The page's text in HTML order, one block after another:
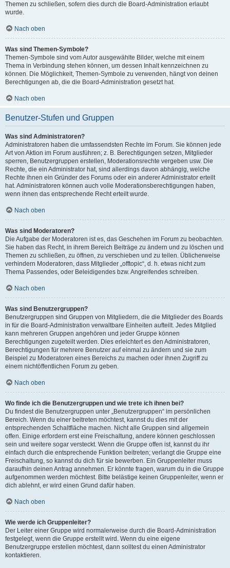
Themen zu schließen, sofern dies durch die Board-Administration erlaubt
wurde.
Nach oben
Was sind Themen-Symbole?
Themen-Symbole sind vom Autor ausgewählte Bilder, welche mit einem
Thema in Verbindung stehen können, um dessen Inhalt kennzeichnen zu
können. Die Möglichkeit, Themen-Symbole zu verwenden, hängt von deinen
Berechtigungen ab, die die Board-Administration gesetzt hat.
Nach oben
Benutzer-Stufen und Gruppen
Was sind Administratoren?
Administratoren haben die umfassendsten Rechte im Forum. Sie können jede
Art von Aktion im Forum ausführen; z. B. Berechtigungen setzen, Mitglieder
sperren, Benutzergruppen erstellen, Moderationsrechte vergeben usw. Die
Rechte, die ein Administrator hat, sind allerdings davon abhängig, welche
Rechte ihnen ein Gründer des Forums oder ein anderer Administrator erteilt
hat. Administratoren können auch volle Moderationsberechtigungen haben,
wenn ihnen das entsprechende Recht erteilt wurde.
Nach oben
Was sind Moderatoren?
Die Aufgabe der Moderatoren ist es, das Geschehen im Forum zu beobachten.
Sie haben das Recht, in ihrem Bereich Beiträge zu ändern und zu löschen und
Themen zu schließen, zu öffnen, zu verschieben und zu teilen. Üblicherweise
verhindern Moderatoren, dass Mitglieder „offtopic“, d. h. etwas nicht zum
Thema Passendes, oder Beleidigendes bzw. Angreifendes schreiben.
Nach oben
Was sind Benutzergruppen?
Benutzergruppen sind Gruppen von Mitgliedern, die die Mitglieder des Boards
in für die Board-Administration verwaltbare Einheiten aufteilt. Jedes Mitglied
kann mehreren Gruppen angehören und jeder Gruppe können
Berechtigungen zugeteilt werden. Dies erleichtert es den Administratoren,
Berechtigungen für mehrere Benutzer auf einmal zu ändern und sie zum
Beispiel zu Moderatoren eines Bereichs zu machen oder ihnen Zugriff zu
einem nichtöffentlichen Forum zu geben.
Nach oben
Wo finde ich die Benutzergruppen und wie trete ich ihnen bei?
Du findest die Benutzergruppen unter „Benutzergruppen“ im persönlichen
Bereich. Wenn du einer beitreten möchtest, kannst du dies mit der
entsprechenden Schaltfläche machen. Nicht alle Gruppen sind allgemein
offen. Einige erfordern erst eine Freischaltung, andere können geschlossen
sein und weitere sogar versteckt. Wenn die Gruppe offen ist, kannst du ihr
einfach durch die entsprechende Funktion beitreten; verlangt die Gruppe eine
Freischaltung, so kannst du dich für sie bewerben. Ein Gruppenleiter muss
daraufhin deinen Antrag annehmen. Er könnte fragen, warum du in die Gruppe
aufgenommen werden möchtest. Bitte belästige keinen Gruppenleiter, wenn er
dich ablehnt, er wird einen Grund dafür haben.
Nach oben
Wie werde ich Gruppenleiter?
Der Leiter einer Gruppe wird normalerweise durch die Board-Administration
festgelegt, wenn die Gruppe erstellt wird. Wenn du eine eigene
Benutzergruppe erstellen möchtest, dann solltest du einen Administrator
kontaktieren.